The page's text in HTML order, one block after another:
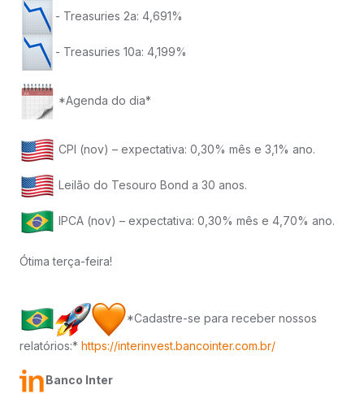
- Treasuries 2a: 4,691%
- Treasuries 10a: 4,199%
*Agenda do dia*
CPI (nov) – expectativa: 0,30% mês e 3,1% ano.
Leilão do Tesouro Bond a 30 anos.
IPCA (nov) – expectativa: 0,30% mês e 4,70% ano.
Ótima terça-feira!
*Cadastre-se para receber nossos
relatórios:* https://interinvest.bancointer.com.br/
Banco Inter